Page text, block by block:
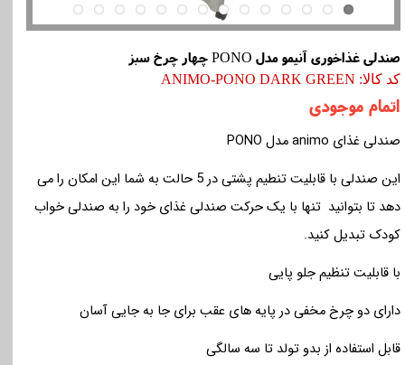
صندلی غذاخوری آنیمو مدل PONO چهار چرخ سبز
کد کالا: ANIMO-PONO DARK GREEN
اتمام موجودی
صندلی غذای animo مدل
PONO
این صندلی با قابلیت تنطیم پشتی در 5 حالت به شما این امکان را می
دهد تا بتوانید تنها با یک حرکت صندلی غذای خود را به صندلی خواب
کودک تبدیل کنید.
با قابلیت تنظیم جلو پایی
دارای دو چرخ مخفی در پایه های عقب برای جا به جایی آسان
قابل استفاده از بدو تولد تا سه سالگی